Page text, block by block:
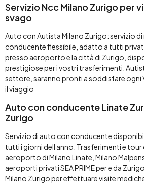
Servizio Ncc Milano Zurigo per
svago
Auto con Autista Milano Zurigo: servizio
conducente flessibile, adatto a tutti
presso aeroporto e la città di Zurigo,
prestigiose per i vostri trasferimenti.
settore, saranno pronti a soddisfare ogni
il viaggio
Auto con conducente Linate
Zurigo
Servizio di auto con conducente
tutti i giorni dell anno. Trasferimenti e tour
aeroporto di Milano Linate, Milano
aeroporti privati SEA PRIME per e da
Milano Zurigo per effettuare visite